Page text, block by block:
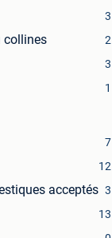
3
collines 2
3
1
7
12
acceptés 3
13